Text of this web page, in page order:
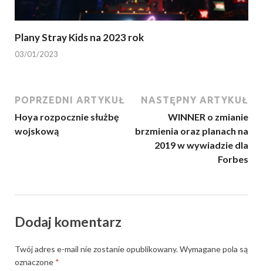
Plany Stray Kids na 2023 rok
03/01/2023
POPRZEDNI ARTYKUŁ
Hoya rozpocznie służbę
wojskową
NASTĘPNY ARTYKUŁ
WINNER o zmianie
brzmienia oraz planach na
2019 w wywiadzie dla
Forbes
Dodaj komentarz
Twój adres e-mail nie zostanie opublikowany.Wymagane pola są
oznaczone *